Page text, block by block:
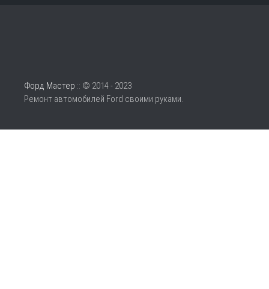
Форд Мастер :: © 2014 - 2023
Ремонт автомобилей Ford своими руками.